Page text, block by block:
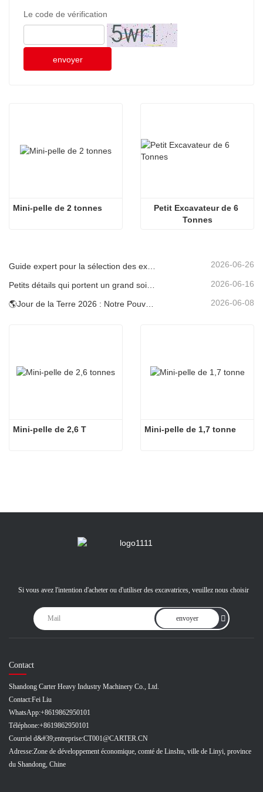
Le code de vérification
envoyer
Mini-pelle de 2 tonnes
Petit Excavateur de 6
Tonnes
2026-06-26
2026-06-16
🌎Jour de la Terre 2026 : Notre Pouvoir, Notre Planète — Atteindre une Construction Bas Carbone avec les Mini-pelles Carter 2026-06-08
Mini-pelle de 2,6 T Mini-pelle de 1,7 tonne
Si vous avez l'intention d'acheter ou d'utiliser des excavatrices, veuillez nous choisir
envoyer
Contact
Shandong Carter Heavy Industry Machinery Co., Ltd.
Contact:Fei Liu
WhatsApp:+8619862950101
Téléphone:+8619862950101
Courriel d&#39;entreprise:CT001@CARTER.CN
Adresse:Zone de développement économique, comté de Linshu, ville de Linyi, province
du Shandong, Chine